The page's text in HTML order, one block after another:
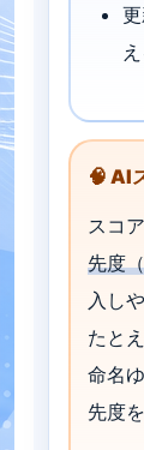
🧠 AI
スコ
先度
入し
たと
命名
先度